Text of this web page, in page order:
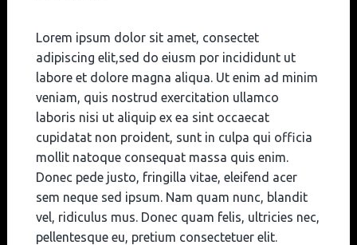
Lorem ipsum dolor sit amet, consectet
adipiscing elit,sed do eiusm por incididunt ut
labore et dolore magna aliqua. Ut enim ad minim
veniam, quis nostrud exercitation ullamco
laboris nisi ut aliquip ex ea sint occaecat
cupidatat non proident, sunt in culpa qui officia
mollit natoque consequat massa quis enim.
Donec pede justo, fringilla vitae, eleifend acer
sem neque sed ipsum. Nam quam nunc, blandit
vel, ridiculus mus. Donec quam felis, ultricies nec,
pellentesque eu, pretium consectetuer elit.